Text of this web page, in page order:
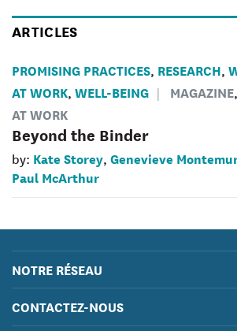
ARTICLES
PROMISING PRACTICES, RESEARCH,
AT WORK, WELL-BEING MAGAZINE,
AT WORK
Beyond the Binder
by: Kate Storey, Genevieve
Paul McArthur
NOTRE RÉSEAU
CONTACTEZ-NOUS